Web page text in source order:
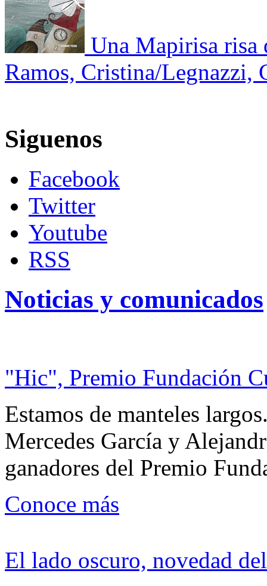
Una Mapirisa risa
Ramos, Cristina/Legnazzi,
Siguenos
Facebook
Twitter
Youtube
RSS
Noticias y comunicados
"Hic", Premio Fundación
Estamos de manteles
Mercedes García y
ganadores del Premio
Conoce más
El lado oscuro, novedad